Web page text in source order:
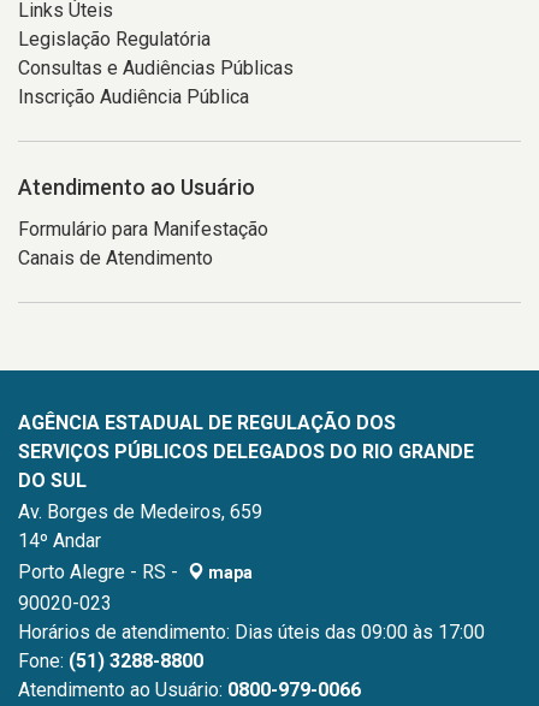
Links Úteis
Legislação Regulatória
Consultas e Audiências Públicas
Inscrição Audiência Pública
Atendimento ao Usuário
Formulário para Manifestação
Canais de Atendimento
AGÊNCIA ESTADUAL DE REGULAÇÃO DOS
SERVIÇOS PÚBLICOS DELEGADOS DO RIO GRANDE
DO SUL
Av. Borges de Medeiros, 659
14º Andar
Porto Alegre - RS -
mapa
90020-023
Horários de atendimento: Dias úteis das 09:00 às 17:00
Fone: (51) 3288-8800
Atendimento ao Usuário: 0800-979-0066